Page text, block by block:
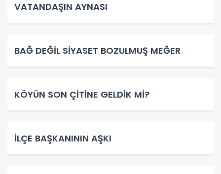
VATANDAŞIN AYNASI
BAĞ DEĞİL SİYASET BOZULMUŞ MEĞER
KÖYÜN SON ÇİTİNE GELDİK Mİ?
İLÇE BAŞKANININ AŞKI